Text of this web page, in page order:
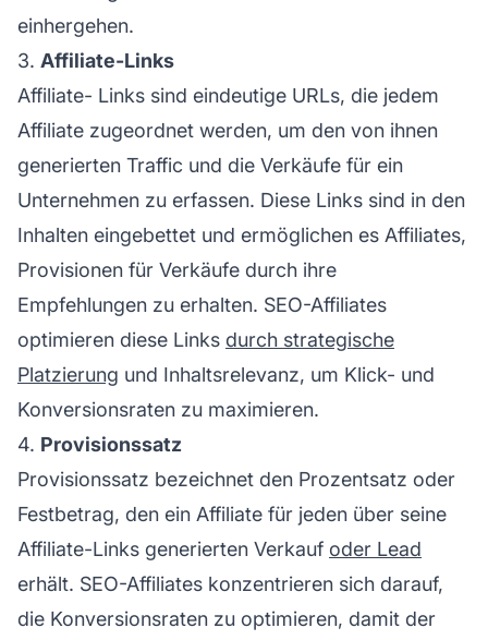
einhergehen.
3. Affiliate-Links
Affiliate- Links sind eindeutige URLs, die jedem
Affiliate zugeordnet werden, um den von ihnen
generierten Traffic und die Verkäufe für ein
Unternehmen zu erfassen. Diese Links sind in den
Inhalten eingebettet und ermöglichen es Affiliates,
Provisionen für Verkäufe durch ihre
Empfehlungen zu erhalten. SEO-Affiliates
optimieren diese Links durch strategische
Platzierung und Inhaltsrelevanz, um Klick- und
Konversionsraten zu maximieren.
4. Provisionssatz
Provisionssatz bezeichnet den Prozentsatz oder
Festbetrag, den ein Affiliate für jeden über seine
Affiliate-Links generierten Verkauf oder Lead
erhält. SEO-Affiliates konzentrieren sich darauf,
die Konversionsraten zu optimieren, damit der